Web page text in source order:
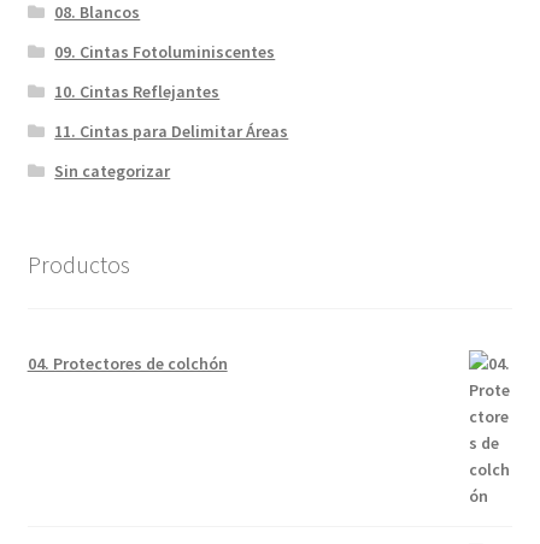
08. Blancos
09. Cintas Fotoluminiscentes
10. Cintas Reflejantes
11. Cintas para Delimitar Áreas
Sin categorizar
Productos
04. Protectores de colchón